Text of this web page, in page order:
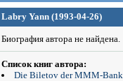
Labry Yann (1993-04-26)
Биография автора не найдена.
Список книг автора:
Die Biletov der MMM-